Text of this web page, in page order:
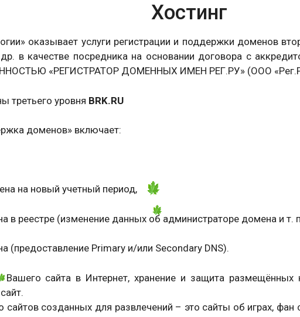
Хостинг
оказывает услуги регистрации и поддержки доменов
в качестве посредника на основании договора с
«РЕГИСТРАТОР ДОМЕННЫХ ИМЕН РЕГ.РУ» (ООО
третьего уровня BRK.RU
доменов» включает:
на новый учетный период,
в реестре (изменение данных об администраторе домена и т.
(предоставление Primary и/или Secondary DNS).
сайта в Интернет, хранение и защита
созданных для развлечений – это сайты об играх,